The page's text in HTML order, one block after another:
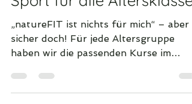
Sport für alle Altersklassen
„natureFIT ist nichts für mich“ – aber
haben wir die passenden Kurse im
Angebot! 20 Jahre Die goldenen...